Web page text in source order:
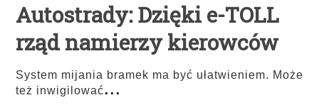
Autostrady: Dzięki e-TOLL
rząd namierzy kierowców
System mijania bramek ma być ułatwieniem. Może
też inwigilować...